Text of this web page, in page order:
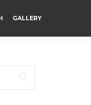
GALLERY